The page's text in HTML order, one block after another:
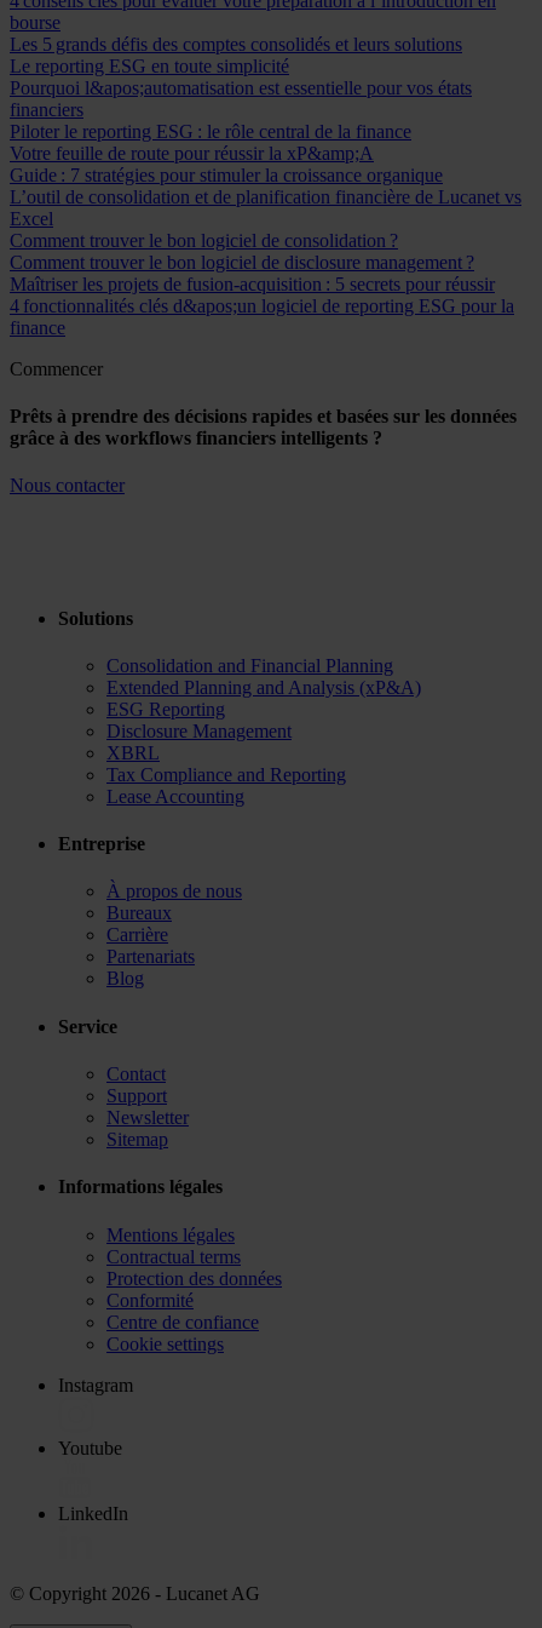
bourse
Les 5 grands défis des comptes consolidés et leurs solutions
Le reporting ESG en toute simplicité
Pourquoi l&apos;automatisation est essentielle pour vos états
financiers
Piloter le reporting ESG : le rôle central de la finance
Votre feuille de route pour réussir la xP&amp;A
Guide : 7 stratégies pour stimuler la croissance organique
L’outil de consolidation et de planification financière de Lucanet vs
Excel
Comment trouver le bon logiciel de consolidation ?
Comment trouver le bon logiciel de disclosure management ?
Maîtriser les projets de fusion-acquisition : 5 secrets pour réussir
4 fonctionnalités clés d&apos;un logiciel de reporting ESG pour la
finance
Commencer
Prêts à prendre des décisions rapides et basées sur les données
grâce à des workflows financiers intelligents ?
Nous contacter
Solutions
Consolidation and Financial Planning
Extended Planning and Analysis (xP&A)
ESG Reporting
Disclosure Management
XBRL
Tax Compliance and Reporting
Lease Accounting
Entreprise
À propos de nous
Bureaux
Carrière
Partenariats
Blog
Service
Contact
Support
Newsletter
Sitemap
Informations légales
Mentions légales
Contractual terms
Protection des données
Conformité
Centre de confiance
Cookie settings
Instagram
Youtube
LinkedIn
© Copyright 2026 - Lucanet AG